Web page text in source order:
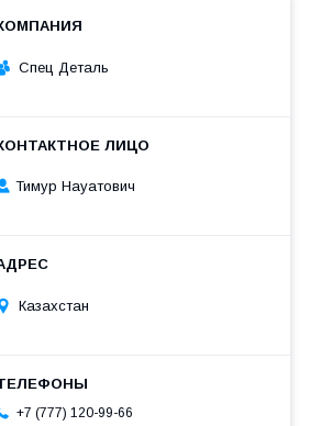
Спец Деталь
Тимур Науатович
Казахстан
+7 (777) 120-99-66